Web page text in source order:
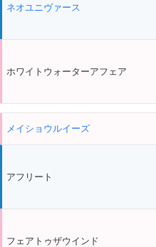
ネオユニヴァース
ホワイトウォーターアフェア
メイショウルイーズ
アフリート
フェアトゥザウインド